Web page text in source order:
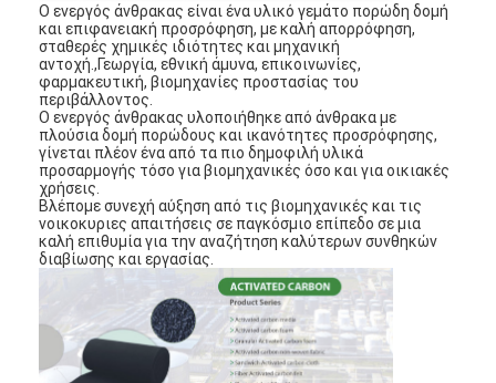
Ο ενεργός άνθρακας είναι ένα υλικό γεμάτο πορώδη δομή
και επιφανειακή προσρόφηση, με καλή απορρόφηση,
σταθερές χημικές ιδιότητες και μηχανική
αντοχή.,Γεωργία, εθνική άμυνα, επικοινωνίες,
φαρμακευτική, βιομηχανίες προστασίας του
περιβάλλοντος.
Ο ενεργός άνθρακας υλοποιήθηκε από άνθρακα με
πλούσια δομή πορώδους και ικανότητες προσρόφησης,
γίνεται πλέον ένα από τα πιο δημοφιλή υλικά
προσαρμογής τόσο για βιομηχανικές όσο και για οικιακές
χρήσεις.
Βλέπομε συνεχή αύξηση από τις βιομηχανικές και τις
νοικοκυριες απαιτήσεις σε παγκόσμιο επίπεδο σε μια
καλή επιθυμία για την αναζήτηση καλύτερων συνθηκών
διαβίωσης και εργασίας.